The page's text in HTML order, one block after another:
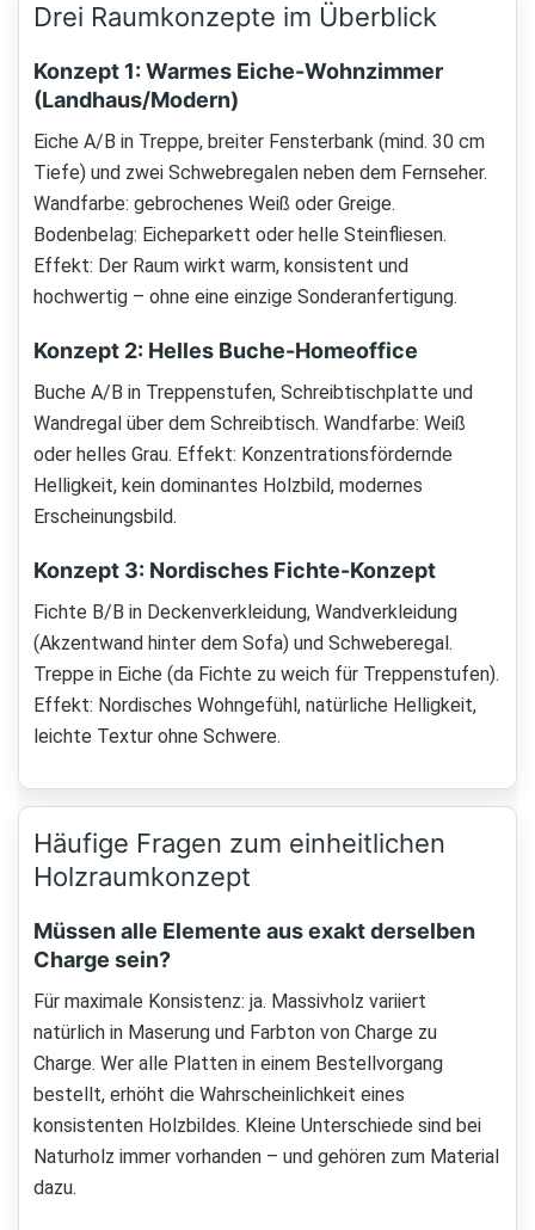
Drei Raumkonzepte im Überblick
Konzept 1: Warmes Eiche-Wohnzimmer
(Landhaus/Modern)
Eiche A/B in Treppe, breiter Fensterbank (mind. 30 cm
Tiefe) und zwei Schwebregalen neben dem Fernseher.
Wandfarbe: gebrochenes Weiß oder Greige.
Bodenbelag: Eicheparkett oder helle Steinfliesen.
Effekt: Der Raum wirkt warm, konsistent und
hochwertig – ohne eine einzige Sonderanfertigung.
Konzept 2: Helles Buche-Homeoffice
Buche A/B in Treppenstufen, Schreibtischplatte und
Wandregal über dem Schreibtisch. Wandfarbe: Weiß
oder helles Grau. Effekt: Konzentrationsfördernde
Helligkeit, kein dominantes Holzbild, modernes
Erscheinungsbild.
Konzept 3: Nordisches Fichte-Konzept
Fichte B/B in Deckenverkleidung, Wandverkleidung
(Akzentwand hinter dem Sofa) und Schweberegal.
Treppe in Eiche (da Fichte zu weich für Treppenstufen).
Effekt: Nordisches Wohngefühl, natürliche Helligkeit,
leichte Textur ohne Schwere.
Häufige Fragen zum einheitlichen
Holzraumkonzept
Müssen alle Elemente aus exakt derselben
Charge sein?
Für maximale Konsistenz: ja. Massivholz variiert
natürlich in Maserung und Farbton von Charge zu
Charge. Wer alle Platten in einem Bestellvorgang
bestellt, erhöht die Wahrscheinlichkeit eines
konsistenten Holzbildes. Kleine Unterschiede sind bei
Naturholz immer vorhanden – und gehören zum Material
dazu.